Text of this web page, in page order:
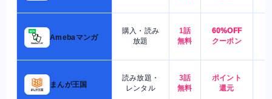
Amebaマンガ
購入・読み
放題
1話
無料
60%OFF
クーポン
まんが王国
読み放題・
レンタル
3話
無料
ポイント
還元